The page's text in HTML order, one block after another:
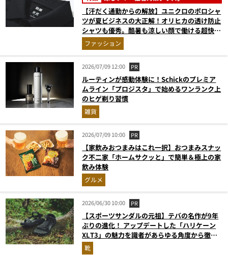
【汗だく通勤からの解放】ユニクロのポロシャ
ツが夏ビジネスの大正解！オリヒカの透け防止
シャツも優秀。酷暑も涼しい顔で働ける超快適
ウエアの実力
ファッション
2026/07/09 12:00 PR
ルーティンが感動体験に！Schickのプレミア
ムライン「プロジスタ」で始めるワンランク上
のヒゲ剃り習慣
雑貨
2026/07/09 10:00 PR
【家飲みおつまみはこれ一択】おつまみスナッ
ク不二家「ホームサクッと」で簡単＆極上の家
飲み体験
グルメ
2026/06/30 10:00 PR
【スポーツサンダルの元祖】テバの名作が9年
ぶりの進化！ アップデートした「ハリケーン
XLT3」の魅力を識者があらゆる角度から徹底
解説！
靴